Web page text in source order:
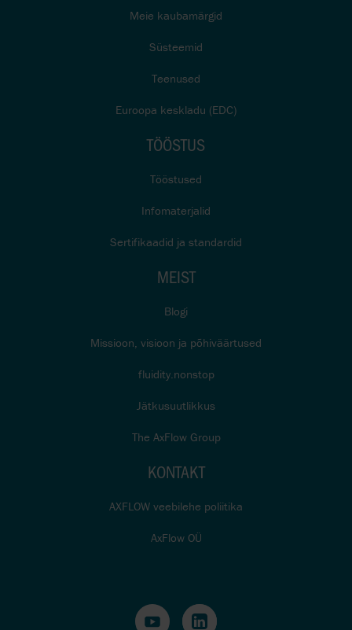
Meie kaubamärgid
Süsteemid
Teenused
Euroopa keskladu (EDC)
TÖÖSTUS
Tööstused
Infomaterjalid
Sertifikaadid ja standardid
MEIST
Blogi
Missioon, visioon ja põhiväärtused
fluidity.nonstop
Jätkusuutlikkus
The AxFlow Group
KONTAKT
AXFLOW veebilehe poliitika
AxFlow OÜ